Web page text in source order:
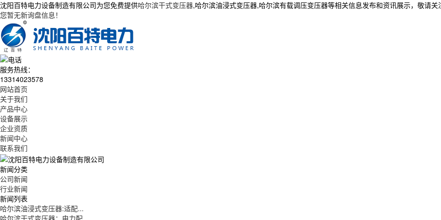
沈阳百特电力设备制造有限公司为您免费提供哈尔滨干式变压器,哈尔滨油浸式变压器,哈尔滨有载调压变压器等相关信息发布和资讯展示，敬请关
您暂无新询盘信息！
服务热线：
13314023578
网站首页
关于我们
产品中心
设备展示
企业资质
新闻中心
联系我们
新闻分类
公司新闻
行业新闻
新闻列表
哈尔滨油浸式变压器:适配...
哈尔滨干式变压器：电力配...